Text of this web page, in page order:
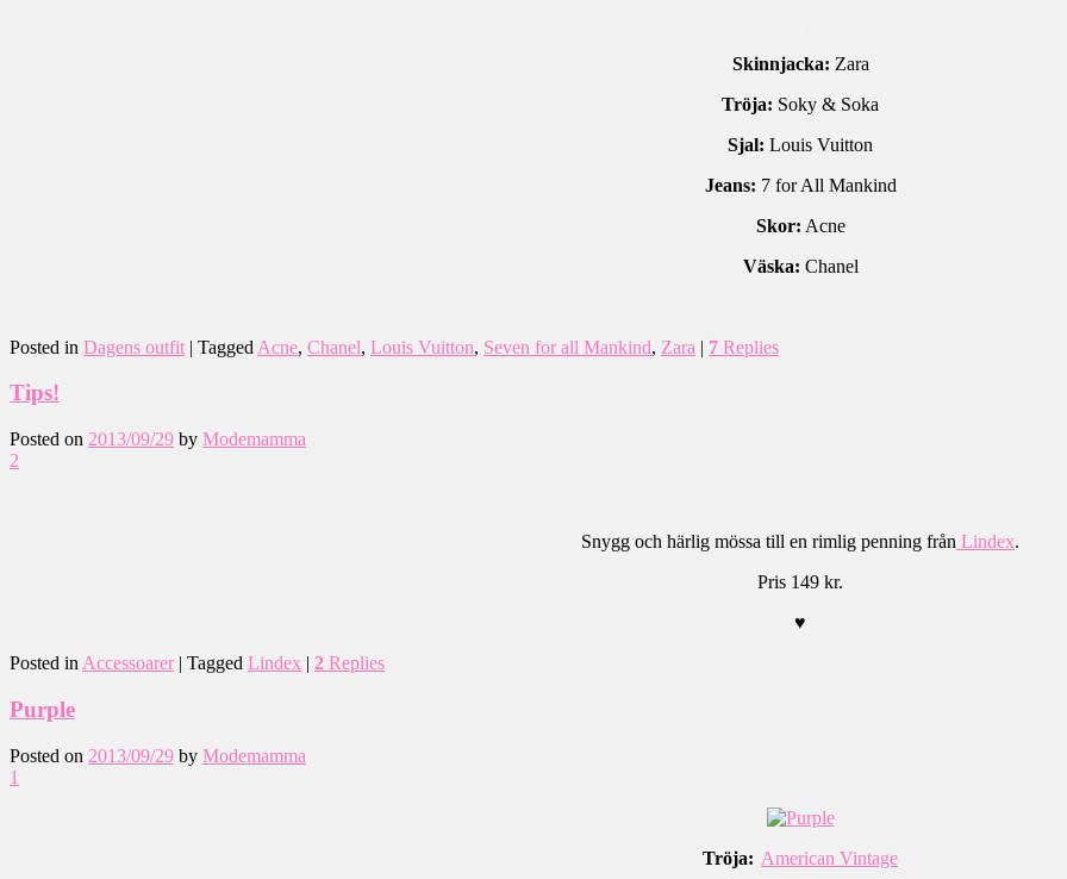
Skinnjacka: Zara
Tröja: Soky & Soka
Sjal: Louis Vuitton
Jeans: 7 for All Mankind
Skor: Acne
Väska: Chanel
Posted in Dagens outfit | Tagged Acne, Chanel, Louis Vuitton, Seven for all Mankind, Zara | 7 Replies
Tips!
Posted on 2013/09/29 by Modemamma
2
Snygg och härlig mössa till en rimlig penning från Lindex.
Pris 149 kr.
♥
Posted in Accessoarer | Tagged Lindex | 2 Replies
Purple
Posted on 2013/09/29 by Modemamma
1
Tröja: American Vintage